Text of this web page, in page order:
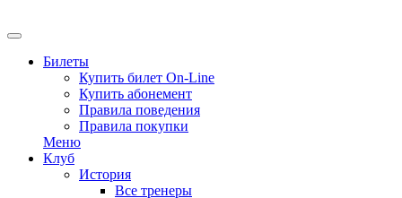
Билеты
Купить билет On-Line
Купить абонемент
Правила поведения
Правила покупки
Меню
Клуб
История
Все тренеры